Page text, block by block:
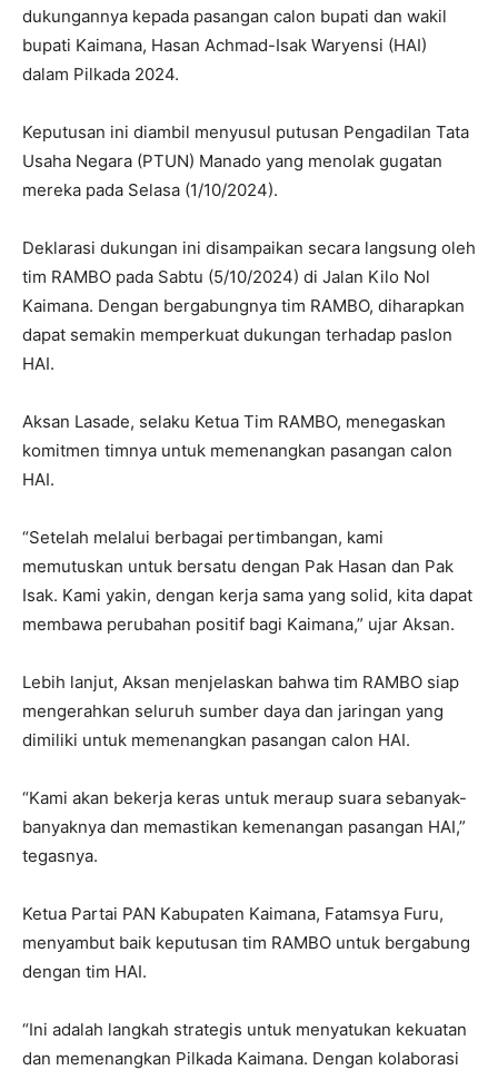
dukungannya kepada pasangan calon bupati dan wakil
bupati Kaimana, Hasan Achmad-Isak Waryensi (HAI)
dalam Pilkada 2024.
Keputusan ini diambil menyusul putusan Pengadilan Tata
Usaha Negara (PTUN) Manado yang menolak gugatan
mereka pada Selasa (1/10/2024).
Deklarasi dukungan ini disampaikan secara langsung oleh
tim RAMBO pada Sabtu (5/10/2024) di Jalan Kilo Nol
Kaimana. Dengan bergabungnya tim RAMBO, diharapkan
dapat semakin memperkuat dukungan terhadap paslon
HAI.
Aksan Lasade, selaku Ketua Tim RAMBO, menegaskan
komitmen timnya untuk memenangkan pasangan calon
HAI.
“Setelah melalui berbagai pertimbangan, kami
memutuskan untuk bersatu dengan Pak Hasan dan Pak
Isak. Kami yakin, dengan kerja sama yang solid, kita dapat
membawa perubahan positif bagi Kaimana,” ujar Aksan.
Lebih lanjut, Aksan menjelaskan bahwa tim RAMBO siap
mengerahkan seluruh sumber daya dan jaringan yang
dimiliki untuk memenangkan pasangan calon HAI.
“Kami akan bekerja keras untuk meraup suara sebanyak-
banyaknya dan memastikan kemenangan pasangan HAI,”
tegasnya.
Ketua Partai PAN Kabupaten Kaimana, Fatamsya Furu,
menyambut baik keputusan tim RAMBO untuk bergabung
dengan tim HAI.
“Ini adalah langkah strategis untuk menyatukan kekuatan
dan memenangkan Pilkada Kaimana. Dengan kolaborasi